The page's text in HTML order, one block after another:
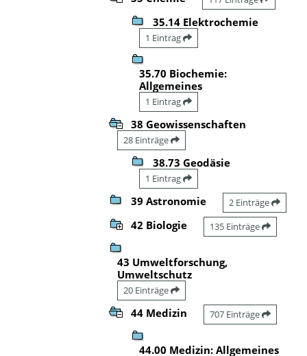
35.14 Elektrochemie
1 Eintrag
35.70 Biochemie:
Allgemeines
1 Eintrag
38 Geowissenschaften
28 Einträge
38.73 Geodäsie
1 Eintrag
39 Astronomie 2 Einträge
42 Biologie 135 Einträge
43 Umweltforschung,
Umweltschutz
20 Einträge
44 Medizin 707 Einträge
44.00 Medizin: Allgemeines